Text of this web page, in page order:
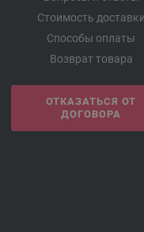
Стоимость доставки
Способы оплаты
Возврат товара
ОТКАЗАТЬСЯ ОТ
ДОГОВОРА